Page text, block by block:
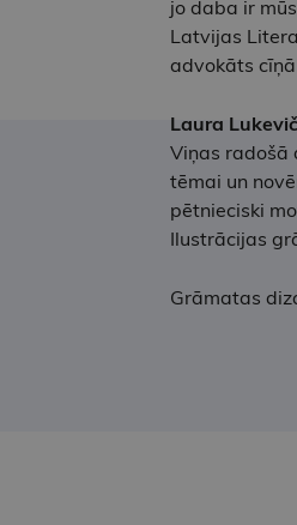
jo daba ir
Latvijas
advokāts
Laura
Viņas radošā
tēmai un
pētnieciski
Ilustrācijas
Grāmatas